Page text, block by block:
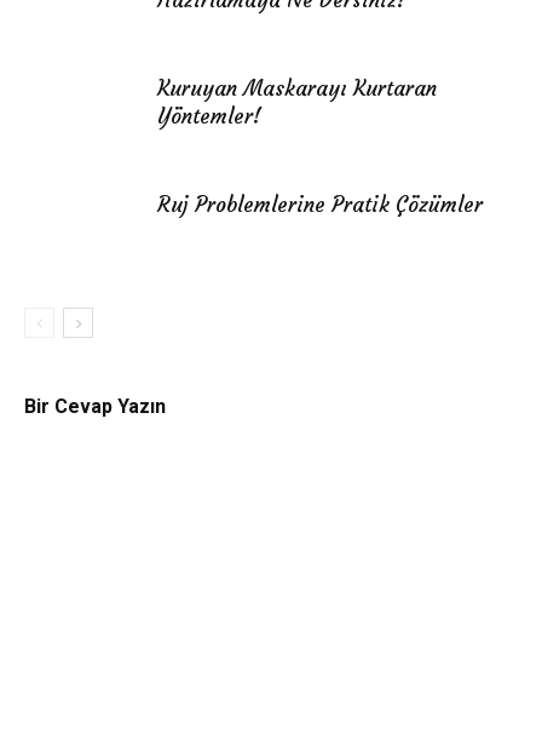
Kuruyan Maskarayı Kurtaran
Yöntemler!
Ruj Problemlerine Pratik Çözümler
Bir Cevap Yazın